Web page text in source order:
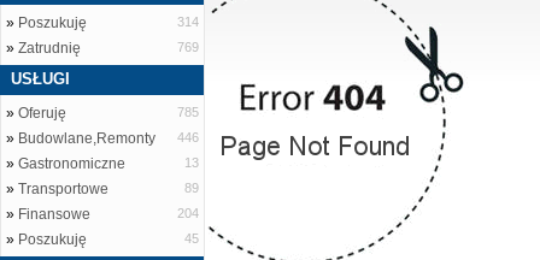
» Poszukuję 314
» Zatrudnię 769
USŁUGI
» Oferuję 785
» Budowlane,Remonty 446
» Gastronomiczne 13
» Transportowe 89
» Finansowe 204
» Poszukuję 45